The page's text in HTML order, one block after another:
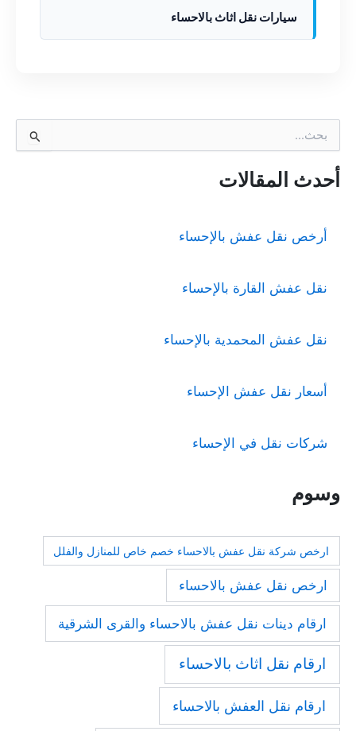
سيارات نقل اثاث بالاحساء
ح
ثأحدث المقالات
أرخص نقل عفش بالإحساء
نقل عفش القارة بالإحساء
نقل عفش المحمدية بالإحساء
أسعار نقل عفش الإحساء
شركات نقل في الإحساء
وسوم
ارخص شركة نقل عفش بالاحساء خصم خاص للمنازل والفلل
ارخص نقل عفش بالاحساء
ارقام دينات نقل عفش بالاحساء والقرى الشرقية
ارقام نقل اثاث بالاحساء
ارقام نقل العفش بالاحساء